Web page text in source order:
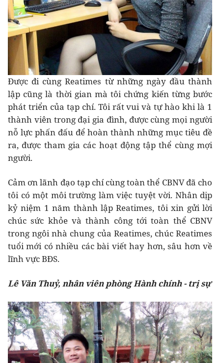
Được đi cùng Reatimes từ những ngày đầu thành
lập cũng là thời gian mà tôi chứng kiến từng bước
phát triển của tạp chí. Tôi rất vui và tự hào khi là 1
thành viên trong đại gia đình, được cùng mọi người
nỗ lực phấn đấu để hoàn thành những mục tiêu đề
ra, được tham gia các hoạt động tập thể cùng mợi
người.
Cảm ơn lãnh đạo tạp chí cùng toàn thể CBNV đã cho
tôi có một môi trường làm việc tuyệt vời. Nhân dịp
kỷ niệm 1 năm thành lập Reatimes, tôi xin gửi lời
chúc sức khỏe và thành công tới toàn thể CBNV
trong ngôi nhà chung của Reatimes, chúc Reatimes
tuổi mới có nhiều các bài viết hay hơn, sâu hơn về
lĩnh vực BĐS.
Lê Văn Thuỷ, nhân viên phòng Hành chính - trị sự